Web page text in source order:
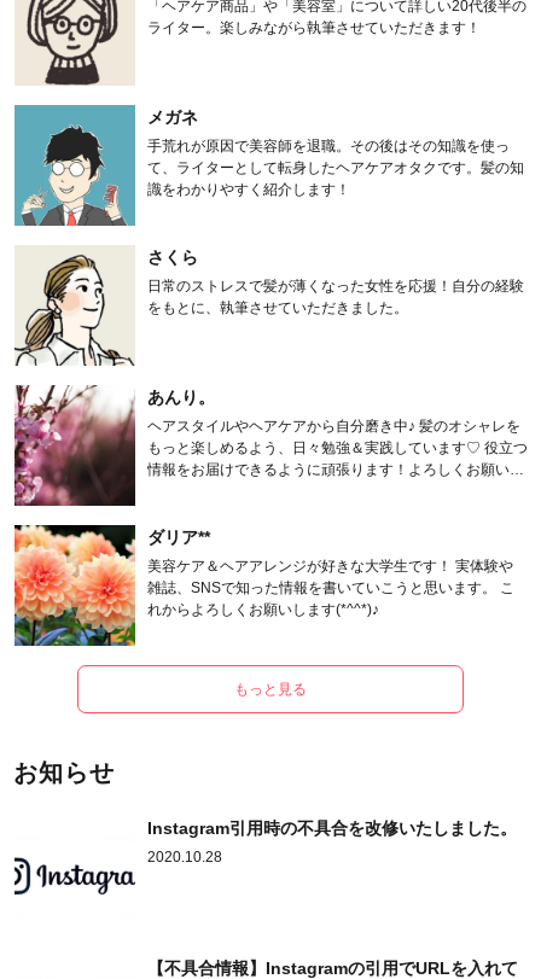
「ヘアケア商品」や「美容室」について詳しい20代後半の
ライター。楽しみながら執筆させていただきます！
メガネ
手荒れが原因で美容師を退職。その後はその知識を使っ
て、ライターとして転身したヘアケアオタクです。髪の知
識をわかりやすく紹介します！
さくら
日常のストレスで髪が薄くなった女性を応援！自分の経験
をもとに、執筆させていただきました。
あんり。
ヘアスタイルやヘアケアから自分磨き中♪ 髪のオシャレを
もっと楽しめるよう、日々勉強＆実践しています♡ 役立つ
情報をお届けできるように頑張ります！よろしくお願いし
ダリア**
美容ケア＆ヘアアレンジが好きな大学生です！ 実体験や
雑誌、SNSで知った情報を書いていこうと思います。 こ
れからよろしくお願いします(*^^*)♪
もっと見る
お知らせ
Instagram引用時の不具合を改修いたしました。
2020.10.28
【不具合情報】Instagramの引用でURLを入れて